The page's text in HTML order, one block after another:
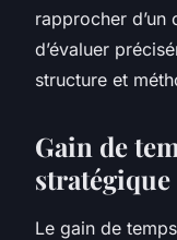
rapprocher
d’évaluer
structure et
Gain de
stratégique
Le gain de